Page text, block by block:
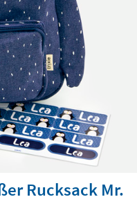
Rucksack Mr.